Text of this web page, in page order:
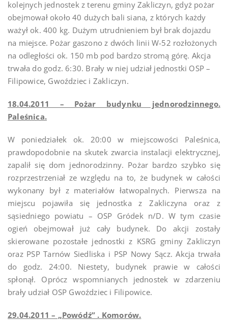
kolejnych jednostek z terenu gminy Zakliczyn, gdyż pożar
obejmował około 40 dużych bali siana, z których każdy
ważył ok. 400 kg. Dużym utrudnieniem był brak dojazdu
na miejsce. Pożar gaszono z dwóch linii W-52 rozłożonych
na odległości ok. 150 mb pod bardzo stromą górę. Akcja
trwała do godz. 6:30. Brały w niej udział jednostki OSP –
Filipowice, Gwoździec i Zakliczyn.
18.04.2011 – Pożar budynku jednorodzinnego.
Paleśnica.
W poniedziałek ok. 20:00 w miejscowości Paleśnica,
prawdopodobnie na skutek zwarcia instalacji elektrycznej,
zapalił się dom jednorodzinny. Pożar bardzo szybko się
rozprzestrzeniał ze względu na to, że budynek w całości
wykonany był z materiałów łatwopalnych. Pierwsza na
miejscu pojawiła się jednostka z Zakliczyna oraz z
sąsiedniego powiatu – OSP Gródek n/D. W tym czasie
ogień obejmował już cały budynek. Do akcji zostały
skierowane pozostałe jednostki z KSRG gminy Zakliczyn
oraz PSP Tarnów Siedliska i PSP Nowy Sącz. Akcja trwała
do godz. 24:00. Niestety, budynek prawie w całości
spłonął. Oprócz wspomnianych jednostek w zdarzeniu
brały udział OSP Gwoździec i Filipowice.
29.04.2011 – „Powódź” . Komorów.